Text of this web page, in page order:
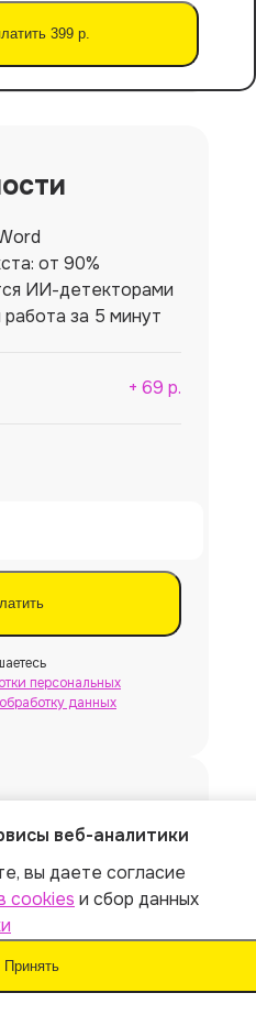
399 р.
от 90%
ИИ-детекторами
работа за 5 минут
+ 69 р.
персональных
обработку данных
Создать
веб-аналитики
вы даете согласие
cookies и сбор данных
Принять